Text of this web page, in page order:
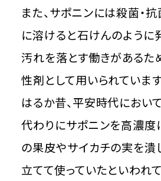
また、サポニンには殺菌・
に溶けると石けんのように
汚れを落とす働きがあるた
性剤として用いられています
はるか昔、平安時代におい
代わりにサポニンを高濃度
の果皮やサイカチの実を潰
立てて使っていたといわれて